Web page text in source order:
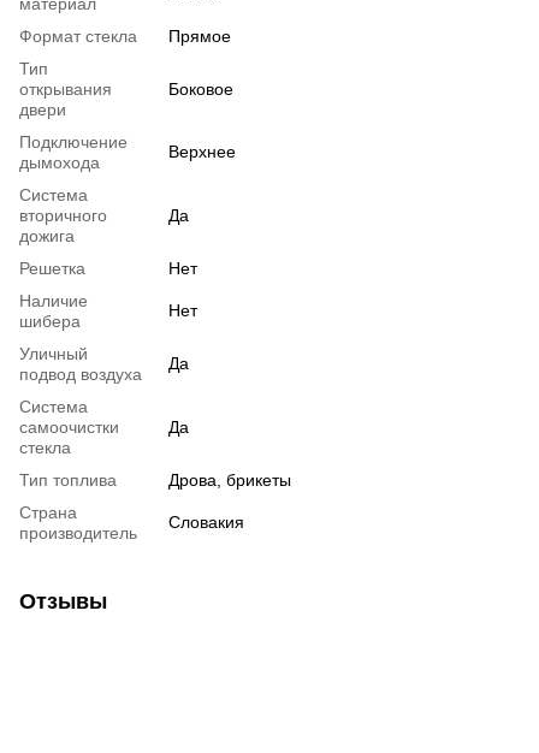
Формат стекла
Прямое
Тип
открывания
двери
Боковое
Подключение
дымохода
Верхнее
Система
вторичного
дожига
Да
Решетка
Нет
Наличие
шибера
Нет
Уличный
подвод воздуха
Да
Система
самоочистки
стекла
Да
Тип топлива
Дрова, брикеты
Страна
производитель
Словакия
Отзывы